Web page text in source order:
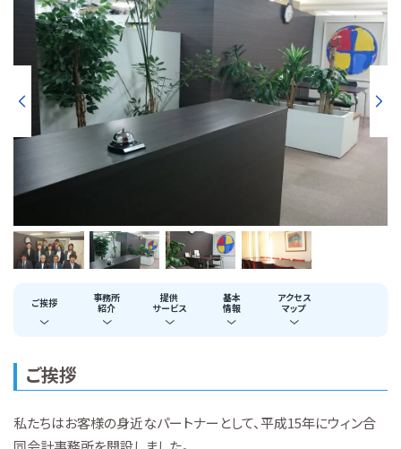
ご挨拶
事務所
紹介
提供
サービス
基本
情報
アクセス
マップ
ご挨拶
私たちはお客様の身近なパートナーとして、平成15年にウィン合